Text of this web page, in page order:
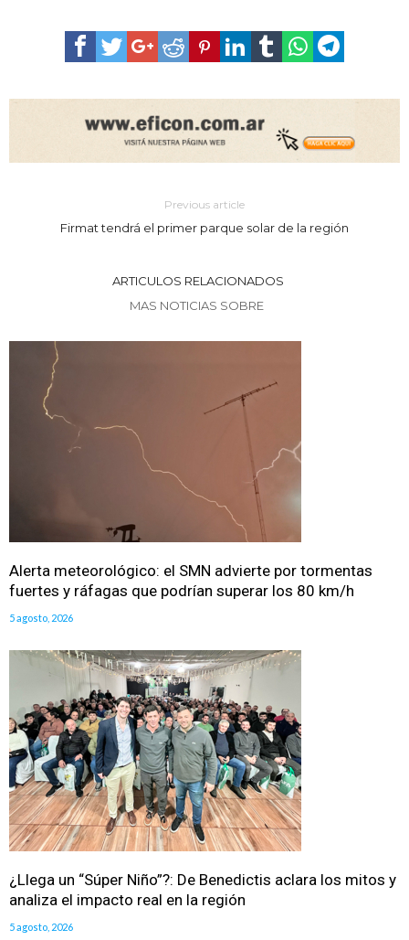
Previous article
Firmat tendrá el primer parque solar de la región
ARTICULOS RELACIONADOS
MAS NOTICIAS SOBRE
Alerta meteorológico: el SMN advierte por tormentas
fuertes y ráfagas que podrían superar los 80 km/h
5 agosto, 2026
¿Llega un “Súper Niño”?: De Benedictis aclara los mitos y
analiza el impacto real en la región
5 agosto, 2026